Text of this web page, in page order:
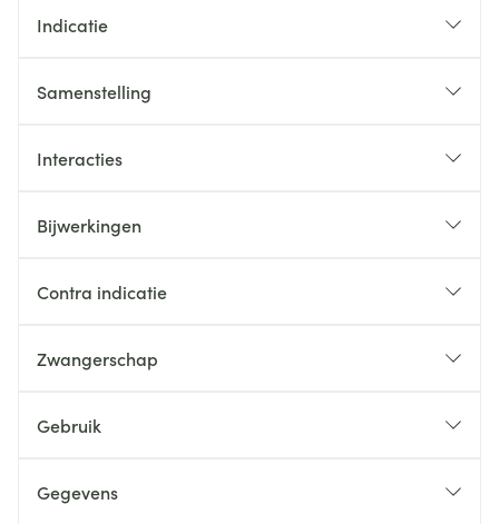
Indicatie
Samenstelling
Interacties
Bijwerkingen
Contra indicatie
Zwangerschap
Gebruik
Gegevens